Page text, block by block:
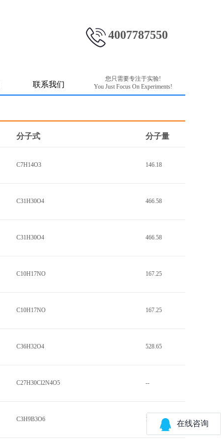
4007787550
联系我们
您只需要专注于实验!
You Just Focus On Experiments!
分子式 分子量
C7H14O3 146.18
C31H30O4 466.58
C31H30O4 466.58
C10H17NO 167.25
C10H17NO 167.25
C36H32O4 528.65
C27H30Cl2N4O5 --
C3H9B3O6 173.53